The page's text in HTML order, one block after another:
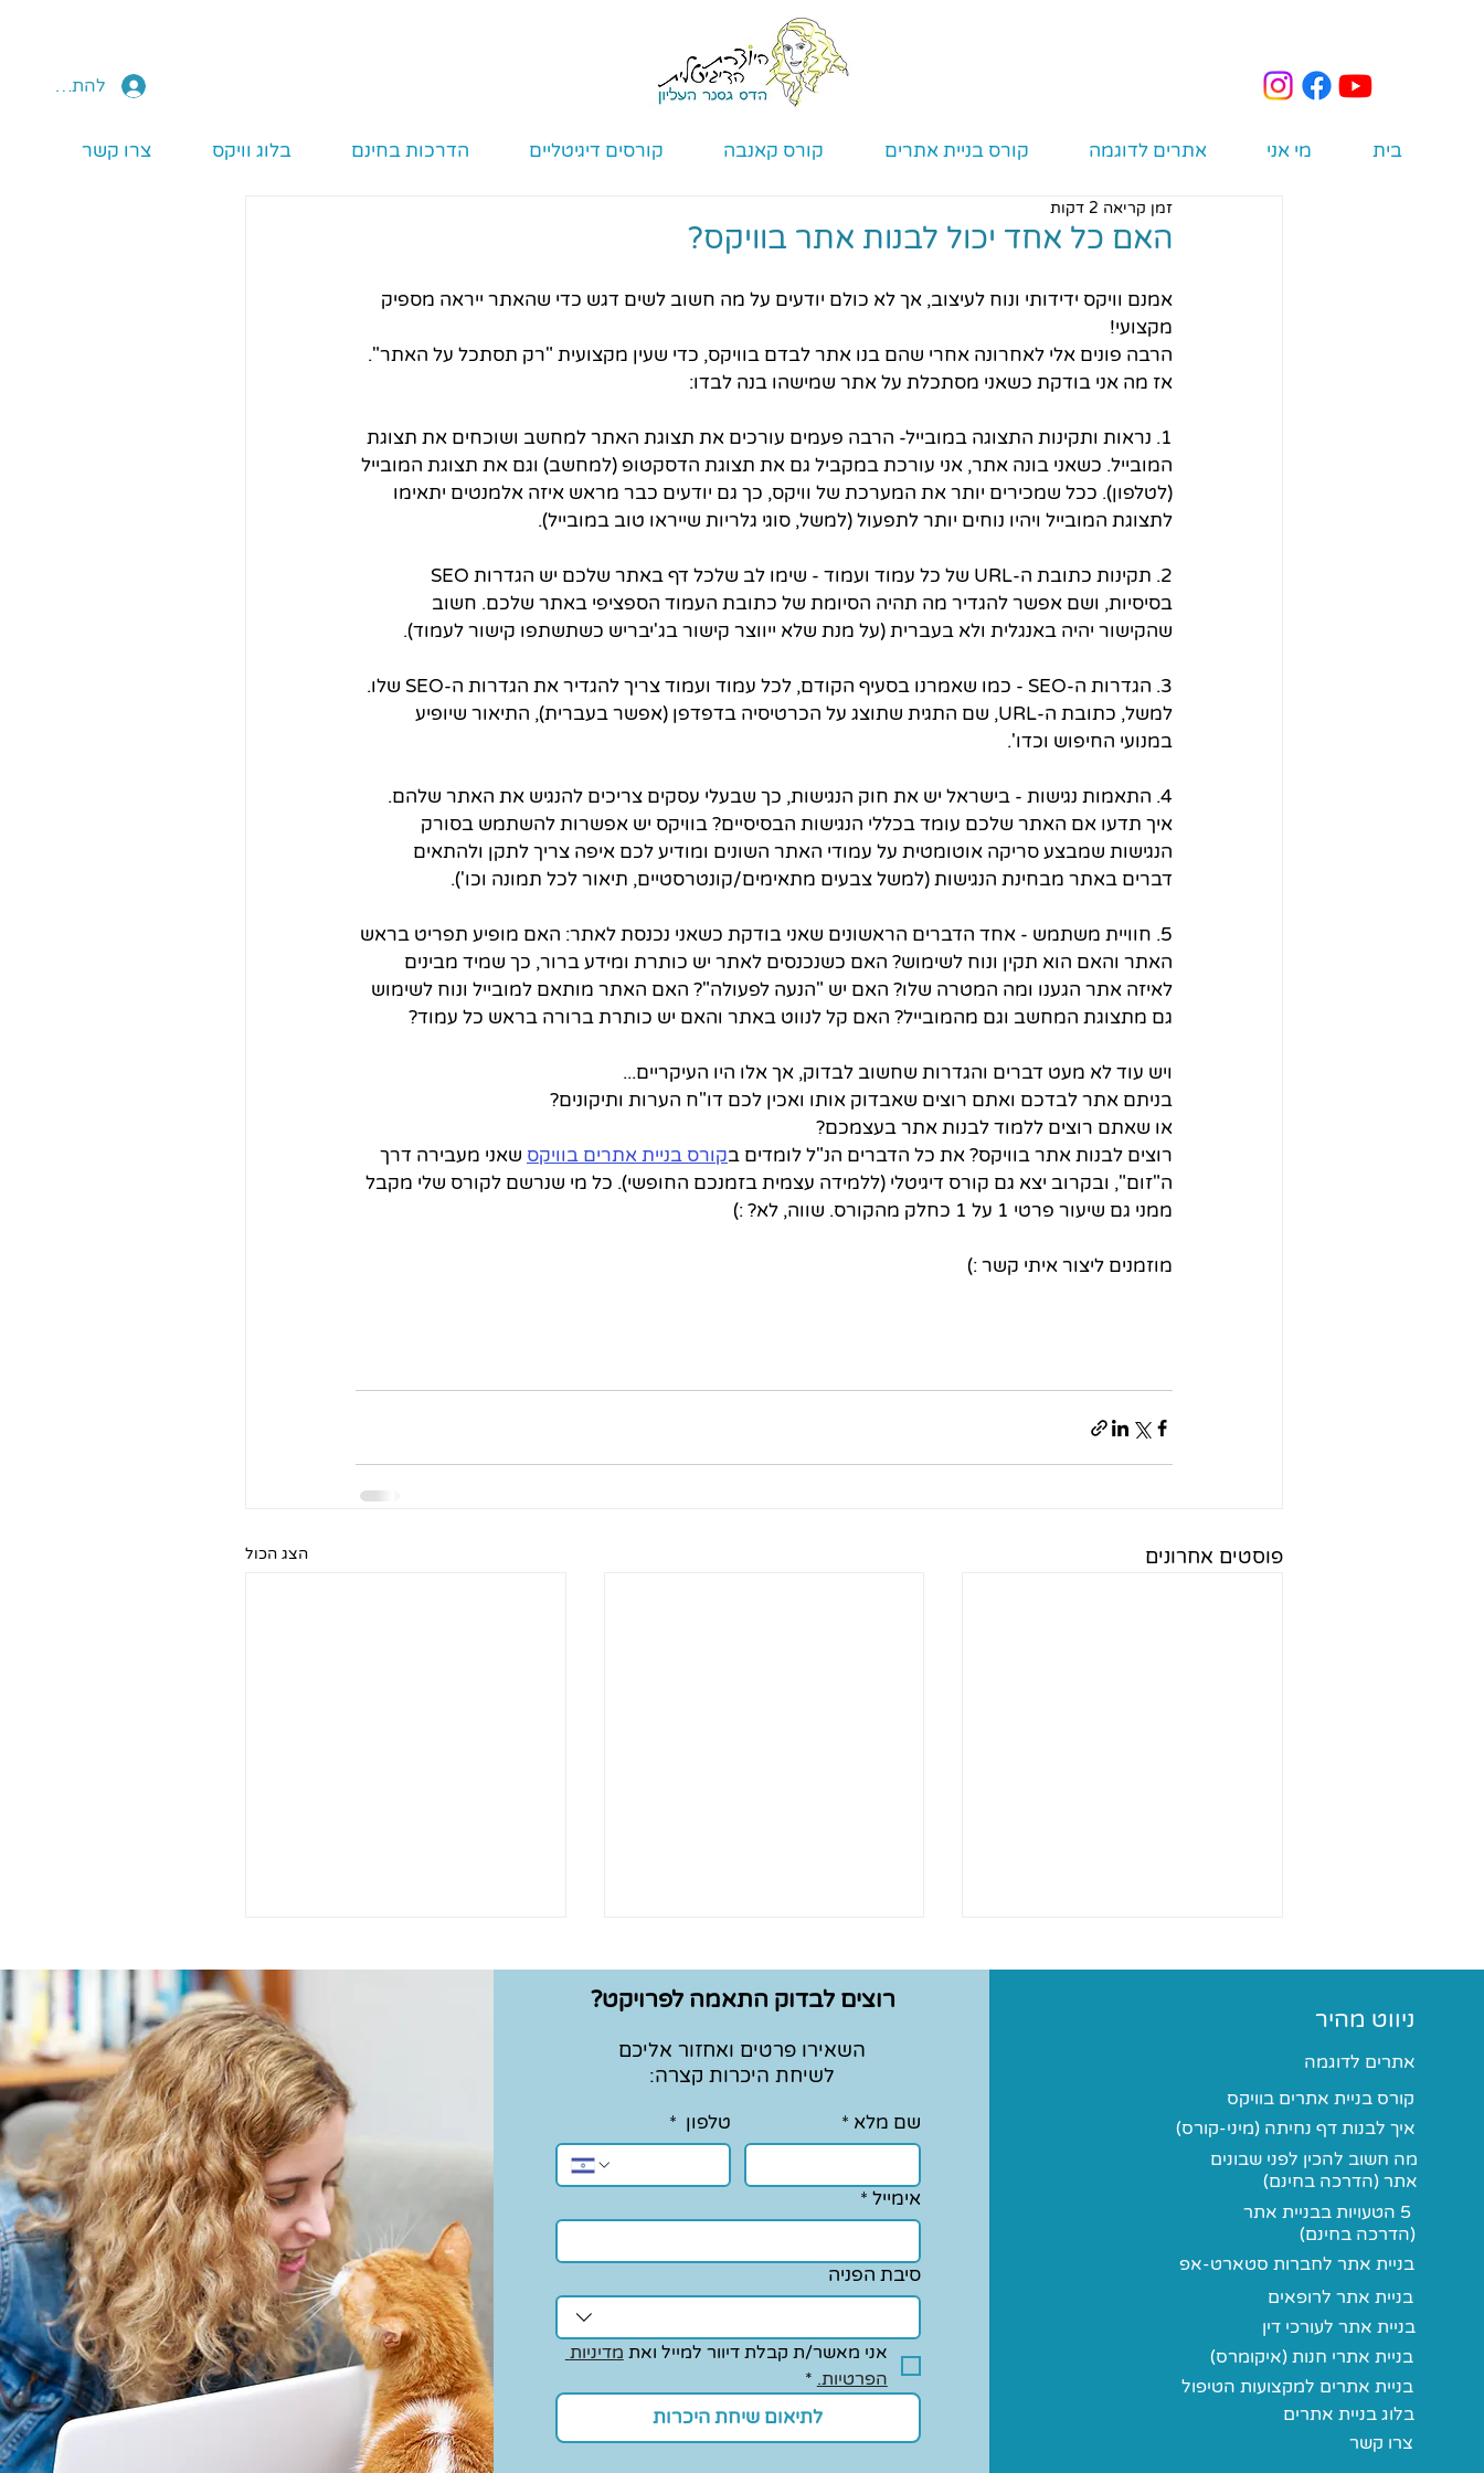
להתחברות
בית מי אני אתרים לדוגמה קורס בניית אתרים קורס קאנבה קורסים דיגיטליים הדרכות בחינם בלוג וויקס צרו קשר
האם כל אחד יכול לבנות אתר בוויקס?
זמן קריאה 2 דקות
אמנם וויקס ידידותי ונוח לעיצוב, אך לא כולם יודעים על מה חשוב לשים דגש כדי שהאתר ייראה מספיק
מקצועי!
הרבה פונים אלי לאחרונה אחרי שהם בנו אתר לבדם בוויקס, כדי שעין מקצועית "רק תסתכל על האתר".
אז מה אני בודקת כשאני מסתכלת על אתר שמישהו בנה לבדו:
1. נראות ותקינות התצוגה במובייל- הרבה פעמים עורכים את תצוגת האתר למחשב ושוכחים את תצוגת
המובייל. כשאני בונה אתר, אני עורכת במקביל גם את תצוגת הדסקטופ (למחשב) וגם את תצוגת המובייל
(לטלפון). ככל שמכירים יותר את המערכת של וויקס, כך גם יודעים כבר מראש איזה אלמנטים יתאימו
לתצוגת המובייל ויהיו נוחים יותר לתפעול (למשל, סוגי גלריות שייראו טוב במובייל).
בסיסיות, ושם אפשר להגדיר מה תהיה הסיומת של כתובת העמוד הספציפי באתר שלכם. חשוב
שהקישור יהיה באנגלית ולא בעברית (על מנת שלא ייווצר קישור בג'יבריש כשתשתפו קישור לעמוד).
3. הגדרות ה-SEO - כמו שאמרנו בסעיף הקודם, לכל עמוד ועמוד צריך להגדיר את הגדרות ה-SEO שלו.
למשל, כתובת ה-URL, שם התגית שתוצג על הכרטיסיה בדפדפן (אפשר בעברית), התיאור שיופיע
במנועי החיפוש וכדו'.
4. התאמות נגישות - בישראל יש את חוק הנגישות, כך שבעלי עסקים צריכים להנגיש את האתר שלהם.
איך תדעו אם האתר שלכם עומד בכללי הנגישות הבסיסיים? בוויקס יש אפשרות להשתמש בסורק
הנגישות שמבצע סריקה אוטומטית על עמודי האתר השונים ומודיע לכם איפה צריך לתקן ולהתאים
דברים באתר מבחינת הנגישות (למשל צבעים מתאימים/קונטרסטיים, תיאור לכל תמונה וכו').
5. חוויית משתמש - אחד הדברים הראשונים שאני בודקת כשאני נכנסת לאתר: האם מופיע תפריט בראש
האתר והאם הוא תקין ונוח לשימוש? האם כשנכנסים לאתר יש כותרת ומידע ברור, כך שמיד מבינים
לאיזה אתר הגענו ומה המטרה שלו? האם יש "הנעה לפעולה"? האם האתר מותאם למובייל ונוח לשימוש
גם מתצוגת המחשב וגם מהמובייל? האם קל לנווט באתר והאם יש כותרת ברורה בראש כל עמוד?
ויש עוד לא מעט דברים והגדרות שחשוב לבדוק, אך אלו היו העיקריים...
בניתם אתר לבדכם ואתם רוצים שאבדוק אותו ואכין לכם דו"ח הערות ותיקונים?
או שאתם רוצים ללמוד לבנות אתר בעצמכם?
רוצים לבנות אתר בוויקס? את כל הדברים הנ"ל לומדים בקורס בניית אתרים בוויקס שאני מעבירה דרך
ה"זום", ובקרוב יצא גם קורס דיגיטלי (ללמידה עצמית בזמנכם החופשי). כל מי שנרשם לקורס שלי מקבל
ממני גם שיעור פרטי 1 על 1 כחלק מהקורס. שווה, לא? :)
מוזמנים ליצור איתי קשר :)
פוסטים אחרונים הצג הכול
מה ההבדל בין נוכחות
ברשתות לבין תשתית דיגיטלית
איך לבחור פונטים לאתר וויקס?
השאירו פרטים ואחזור אליכם
לשיחת היכרות קצרה:
שם מלא * טלפון *
אימייל *
סיבת הפניה
אני מאשר/ת קבלת דיוור למייל ואת
הפרטיות. *
לתיאום שיחת היכרות
ניווט מהיר
אתרים לדוגמה
קורס בניית אתרים בוויקס
איך לבנות דף נחיתה (מיני-קורס)
מה חשוב להכין לפני שבונים
אתר (הדרכה בחינם)
5 הטעויות בבניית אתר
(הדרכה בחינם)
בניית אתר לחברות סטארט-אפ
בניית אתר לרופאים
בניית אתר לעורכי דין
בניית אתרי חנות (איקומרס)
בניית אתרים למקצועות הטיפול
בלוג בניית אתרים
צרו קשר
רוצים לבדוק התאמה לפרויקט?